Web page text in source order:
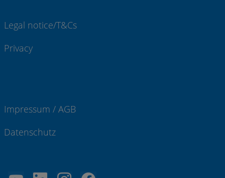
Legal notice/T&Cs
Privacy
Impressum / AGB
Datenschutz